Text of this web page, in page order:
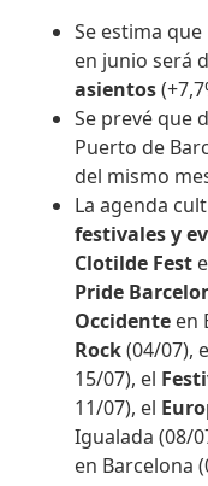
Se estima
en junio será
asientos
Se prevé que
Puerto de
del mismo
La agenda
festivales y
Clotilde Fest
Pride
Occidente en
Rock(04/07),
15/07), el
11/07), el
Igualada (08/
en Barcelona